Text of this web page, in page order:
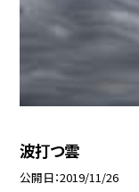
波打つ雲
公開日 2019/11/26